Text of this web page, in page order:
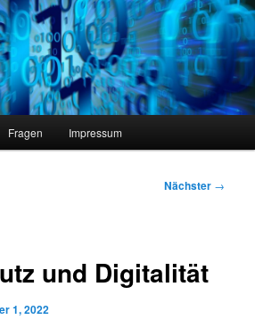
Fragen Impressum
Nächster →
und Digitalität
1, 2022